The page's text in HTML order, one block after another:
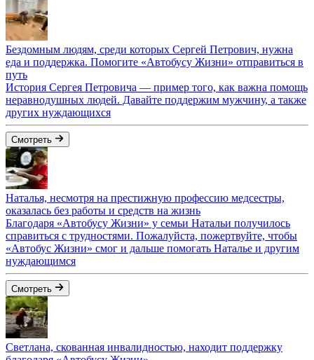
Бездомным людям, среди которых Сергей Петрович, нужна
еда и поддержка. Помогите «Автобусу Жизни» отправиться в
путь
История Сергея Петровича — пример того, как важна помощь
неравнодушных людей. Давайте поддержим мужчину, а также
других нуждающихся
Смотреть
Наталья, несмотря на престижную профессию медсестры,
оказалась без работы и средств на жизнь
Благодаря «Автобусу Жизни» у семьи Натальи получилось
справиться с трудностями. Пожалуйста, пожертвуйте, чтобы
«Автобус Жизни» смог и дальше помогать Наталье и другим
нуждающимся
Смотреть
Светлана, скованная инвалидностью, находит поддержку